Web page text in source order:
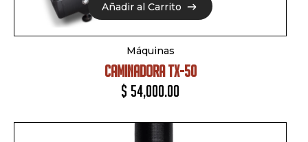
Añadir al Carrito
Añadir al Carrito
Máquinas
CAMINADORA TX-50
$ 54,000.00